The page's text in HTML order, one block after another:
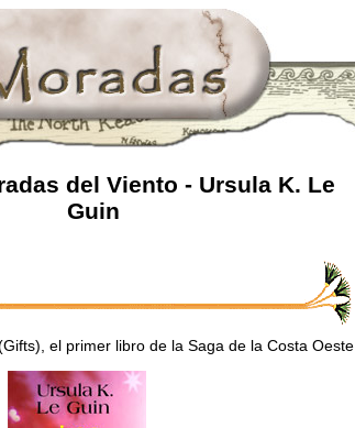
del Viento - Ursula K. Le
Guin
el primer libro de la Saga de la Costa Oeste